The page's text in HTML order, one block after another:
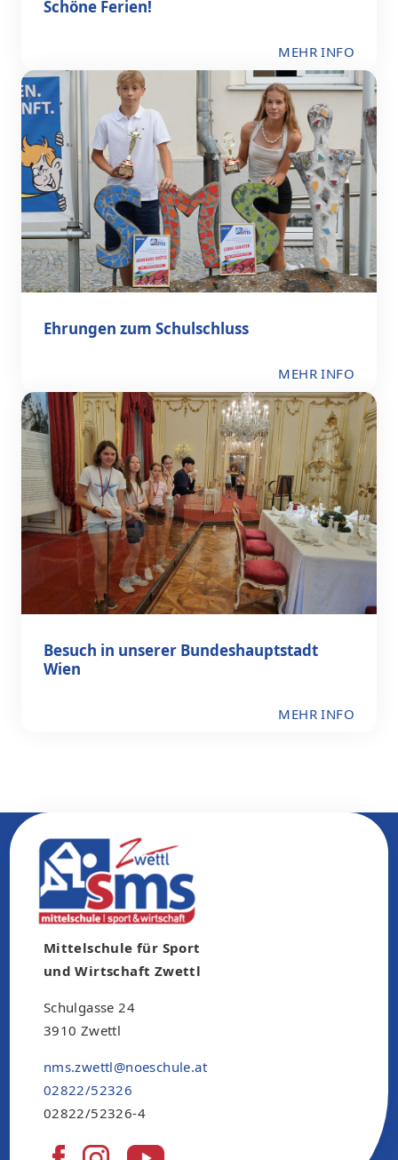
Schöne Ferien!
MEHR INFO
Ehrungen zum Schulschluss
MEHR INFO
Besuch in unserer Bundeshauptstadt
Wien
MEHR INFO
Mittelschule für Sport
und Wirtschaft Zwettl
Schulgasse 24
3910 Zwettl
nms.zwettl@noeschule.at
02822/52326
02822/52326-4